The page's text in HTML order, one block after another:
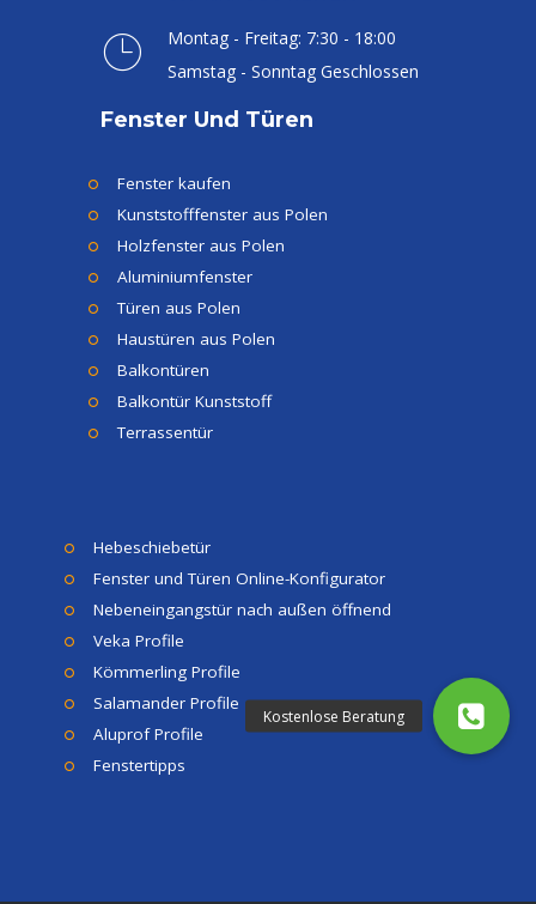
Montag - Freitag: 7:30 - 18:00
Samstag - Sonntag Geschlossen
Fenster Und Türen
Fenster kaufen
Kunststofffenster aus Polen
Holzfenster aus Polen
Aluminiumfenster
Türen aus Polen
Haustüren aus Polen
Balkontüren
Balkontür Kunststoff
Terrassentür
Hebeschiebetür
Fenster und Türen Online-Konfigurator
Nebeneingangstür nach außen öffnend
Veka Profile
Kömmerling Profile
Salamander Profile
Aluprof Profile
Fenstertipps